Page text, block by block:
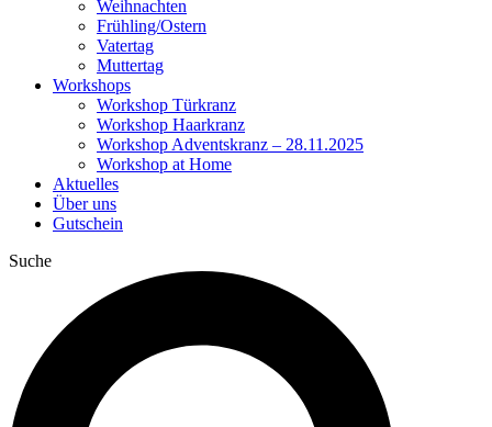
Weihnachten
Frühling/Ostern
Vatertag
Muttertag
Workshops
Workshop Türkranz
Workshop Haarkranz
Workshop Adventskranz – 28.11.2025
Workshop at Home
Aktuelles
Über uns
Gutschein
Suche